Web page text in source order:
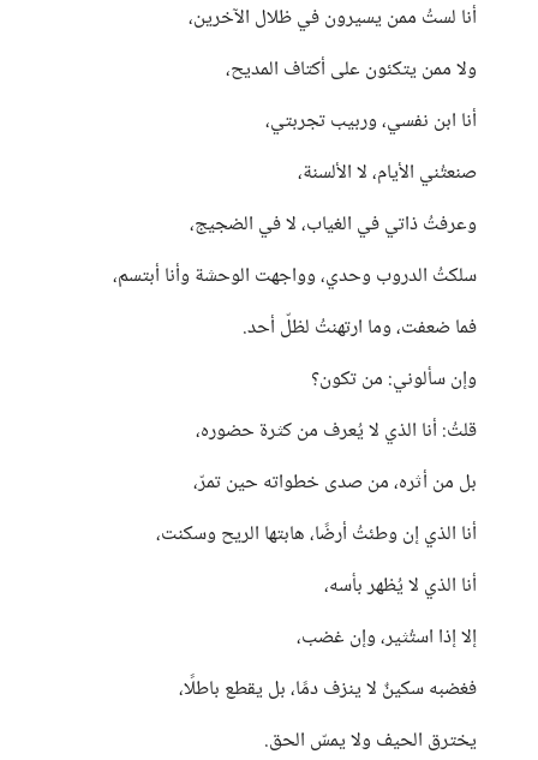
أنا لستُ ممن يسيرون في ظلال الآخرين،
ولا ممن يتكئون على أكتاف المديح،
أنا ابن نفسي، وربيب تجربتي،
صنعتُني الأيام، لا الألسنة،
وعرفتُ ذاتي في الغياب، لا في الضجيج،
سلكتُ الدروب وحدي، وواجهت الوحشة وأنا أبتسم،
فما ضعفت، وما ارتهنتُ لظلّ أحد.
وإن سألوني: من تكون؟
قلتُ: أنا الذي لا يُعرف من كثرة حضوره،
بل من أثره، من صدى خطواته حين تمرّ،
أنا الذي إن وطئتُ أرضًا، هابتها الريح وسكنت،
أنا الذي لا يُظهر بأسه،
إلا إذا استُثير، وإن غضب،
فغضبه سكينٌ لا ينزف دمًا، بل يقطع باطلًا،
يخترق الحيف ولا يمسّ الحق.